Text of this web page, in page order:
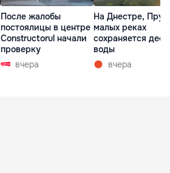
После жалобы
постоялицы в центре
Constructorul начали
проверку
вчера
На Днестре,
малых реках
сохраняется
воды
вчера